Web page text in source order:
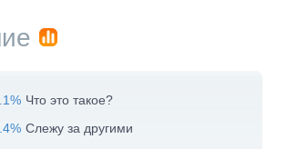
Что это такое?
Слежу за другими